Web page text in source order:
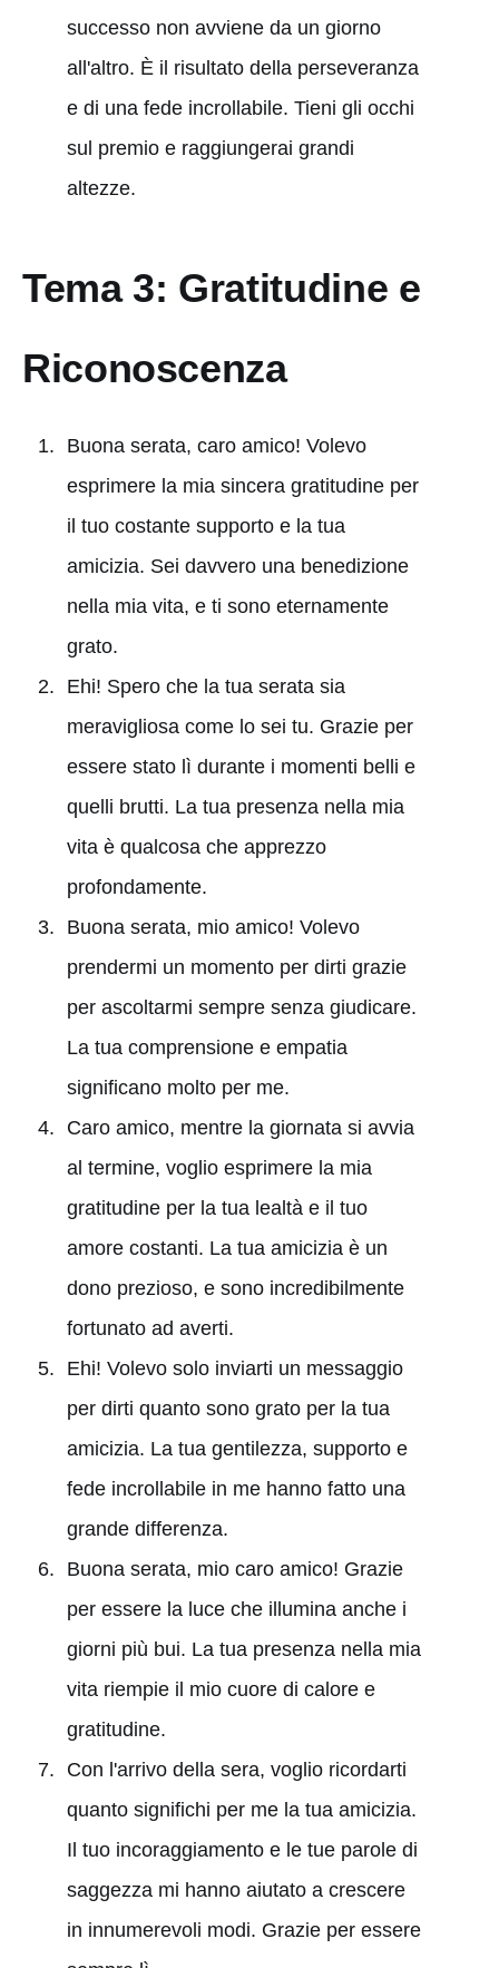
successo non avviene da un giorno
all'altro. È il risultato della perseveranza
e di una fede incrollabile. Tieni gli occhi
sul premio e raggiungerai grandi
altezze.
Tema 3: Gratitudine e
Riconoscenza
Buona serata, caro amico! Volevo
esprimere la mia sincera gratitudine per
il tuo costante supporto e la tua
amicizia. Sei davvero una benedizione
nella mia vita, e ti sono eternamente
grato.
Ehi! Spero che la tua serata sia
meravigliosa come lo sei tu. Grazie per
essere stato lì durante i momenti belli e
quelli brutti. La tua presenza nella mia
vita è qualcosa che apprezzo
profondamente.
Buona serata, mio amico! Volevo
prendermi un momento per dirti grazie
per ascoltarmi sempre senza giudicare.
La tua comprensione e empatia
significano molto per me.
Caro amico, mentre la giornata si avvia
al termine, voglio esprimere la mia
gratitudine per la tua lealtà e il tuo
amore costanti. La tua amicizia è un
dono prezioso, e sono incredibilmente
fortunato ad averti.
Ehi! Volevo solo inviarti un messaggio
per dirti quanto sono grato per la tua
amicizia. La tua gentilezza, supporto e
fede incrollabile in me hanno fatto una
grande differenza.
Buona serata, mio caro amico! Grazie
per essere la luce che illumina anche i
giorni più bui. La tua presenza nella mia
vita riempie il mio cuore di calore e
gratitudine.
Con l'arrivo della sera, voglio ricordarti
quanto significhi per me la tua amicizia.
Il tuo incoraggiamento e le tue parole di
saggezza mi hanno aiutato a crescere
in innumerevoli modi. Grazie per essere